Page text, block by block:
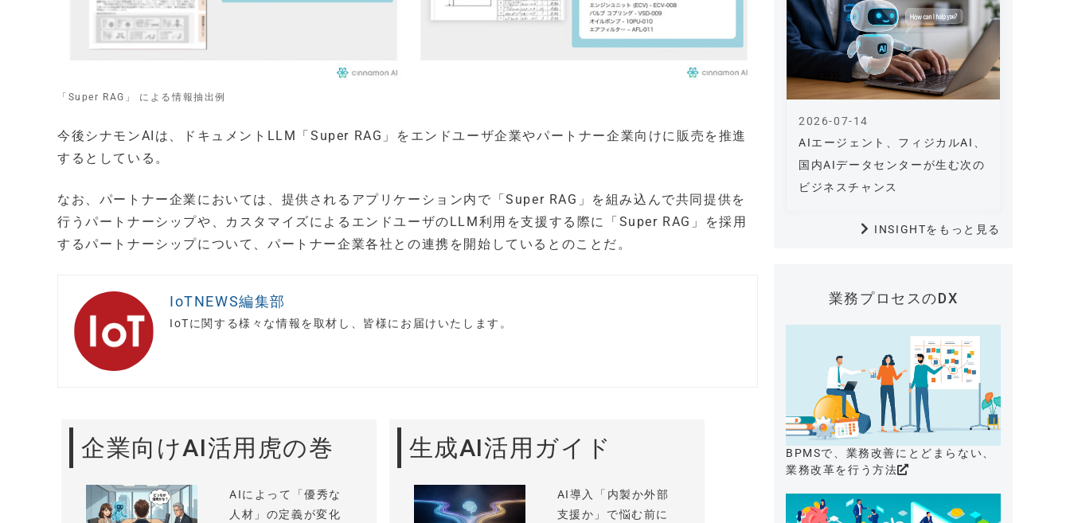
「Super RAG」 による情報抽出例
今後シナモンAIは、ドキュメントLLM「Super RAG」をエンドユーザ企業やパートナー企業向けに販売を推進
するとしている。
なお、パートナー企業においては、提供されるアプリケーション内で「Super RAG」を組み込んで共同提供を
行うパートナーシップや、カスタマイズによるエンドユーザのLLM利用を支援する際に「Super RAG」を採用
するパートナーシップについて、パートナー企業各社との連携を開始しているとのことだ。
IoTNEWS編集部
IoTに関する様々な情報を取材し、皆様にお届けいたします。
企業向けAI活用虎の巻
AIによって「優秀な
人材」の定義が変化
生成AI活用ガイド
AI導入「内製か外部
支援か」で悩む前に
AIエージェント、フィジカルAI、
国内AIデータセンターが生む次の
ビジネスチャンス
2026-07-14
INSIGHTをもっと見る
業務プロセスのDX
BPMSで、業務改善にとどまらない、
業務改革を行う方法